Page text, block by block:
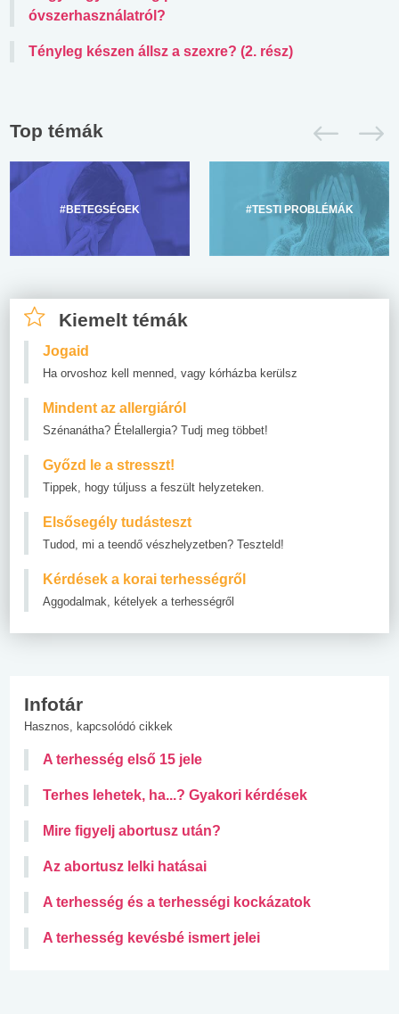
óvszerhasználatról?
Tényleg készen állsz a szexre? (2. rész)
Top témák
#BETEGSÉGEK #TESTI PROBLÉMÁK
Kiemelt témák
Jogaid
Ha orvoshoz kell menned, vagy kórházba kerülsz
Mindent az allergiáról
Szénanátha? Ételallergia? Tudj meg többet!
Győzd le a stresszt!
Tippek, hogy túljuss a feszült helyzeteken.
Elsősegély tudásteszt
Tudod, mi a teendő vészhelyzetben? Teszteld!
Kérdések a korai terhességről
Aggodalmak, kételyek a terhességről
Infotár
Hasznos, kapcsolódó cikkek
A terhesség első 15 jele
Terhes lehetek, ha...? Gyakori kérdések
Mire figyelj abortusz után?
Az abortusz lelki hatásai
A terhesség és a terhességi kockázatok
A terhesség kevésbé ismert jelei